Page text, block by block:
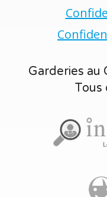
Garderies
Tous